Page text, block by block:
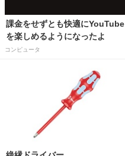
課金をせずとも快適にYouTube
を楽しめるようになったよ
コンピュータ